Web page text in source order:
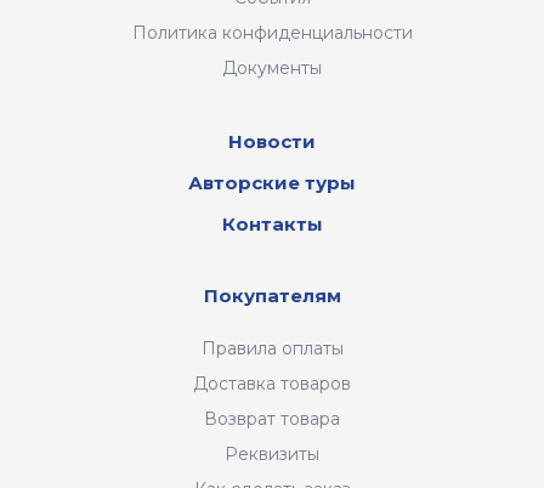
Политика конфиденциальности
Документы
Новости
Авторские туры
Контакты
Покупателям
Правила оплаты
Доставка товаров
Возврат товара
Реквизиты